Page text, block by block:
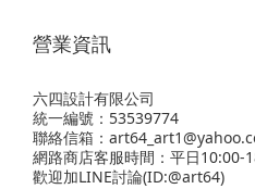
營業資訊
六四設計有限公司
統一編號：53539774
聯絡信箱：
網路商店客服時間：平日10:00-
歡迎加LINE討論(ID:@art64)